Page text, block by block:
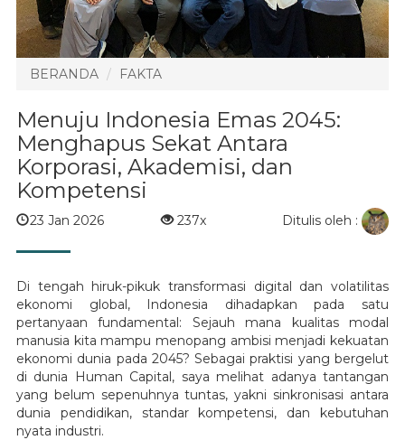
BERANDA FAKTA
Menuju Indonesia Emas 2045:
Menghapus Sekat Antara
Korporasi, Akademisi, dan
Kompetensi
23 Jan 2026 237x Ditulis oleh :
Di tengah hiruk-pikuk transformasi digital dan volatilitas
ekonomi global, Indonesia dihadapkan pada satu
pertanyaan fundamental: Sejauh mana kualitas modal
manusia kita mampu menopang ambisi menjadi kekuatan
ekonomi dunia pada 2045? Sebagai praktisi yang bergelut
di dunia Human Capital, saya melihat adanya tantangan
yang belum sepenuhnya tuntas, yakni sinkronisasi antara
dunia pendidikan, standar kompetensi, dan kebutuhan
nyata industri.